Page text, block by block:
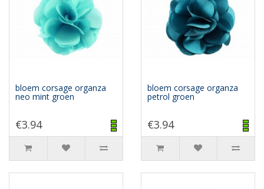
bloem corsage organza
neo mint groen
€3.94
bloem corsage organza
petrol groen
€3.94